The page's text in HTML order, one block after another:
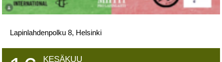
Lapinlahdenpolku 8, Helsinki
KESÄKUU